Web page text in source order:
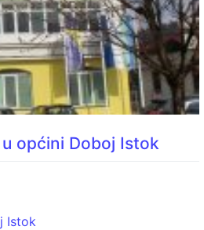
općini Doboj Istok
Istok